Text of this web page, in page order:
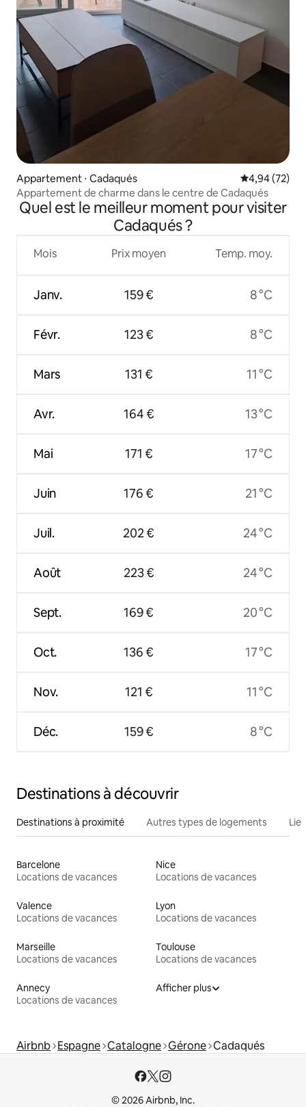
Appartement ⋅ Cadaqués Évaluation
4,94 (72)
Appartement de charme dans le centre de Cadaqués
Quel est le meilleur moment pour visiter
Cadaqués ?
Mois
Janv.
Févr.
Mars
Avr.
Mai
Juin
Juil.
Août
Sept.
Oct.
Nov.
Déc.
Prix moyen
159 €
123 €
131 €
164 €
171 €
176 €
202 €
223 €
169 €
136 €
121 €
159 €
Temp. moy.
8 °C
8 °C
11 °C
13 °C
17 °C
21 °C
24 °C
24 °C
20 °C
17 °C
11 °C
8 °C
Destinations à découvrir
Destinations à proximité Autres types de logements
Barcelone
Locations de vacances
Nice
Locations de vacances
Valence
Locations de vacances
Lyon
Locations de vacances
Marseille
Locations de vacances
Toulouse
Locations de vacances
Annecy
Locations de vacances
Afficher plus
Airbnb Espagne Catalogne Gérone Cadaqués
© 2026 Airbnb, Inc.